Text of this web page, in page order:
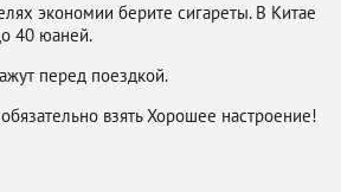
экономии берите сигареты. В Китае
40 юаней.
перед поездкой.
взять Хорошее настроение!